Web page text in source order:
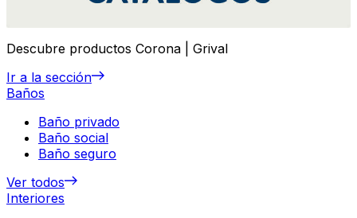
Descubre productos Corona | Grival
Ir a la sección
Baños
Baño privado
Baño social
Baño seguro
Ver todos
Interiores